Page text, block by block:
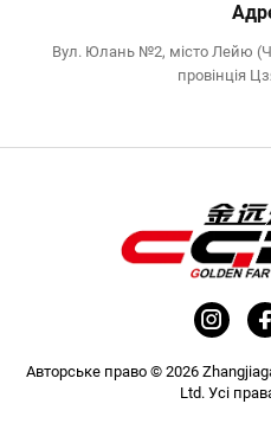
Вул. Юлань №2, місто Лейю
провінція
Авторське право © 2026
Ltd. Усі